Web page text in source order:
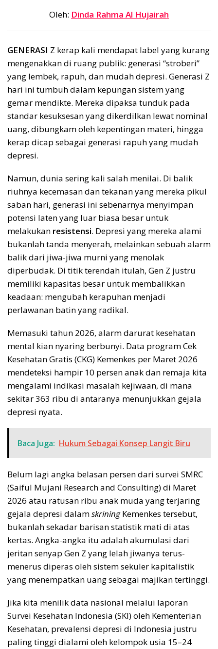
Oleh: Dinda Rahma Al Hujairah
GENERASI Z kerap kali mendapat label yang kurang
mengenakkan di ruang publik: generasi “stroberi”
yang lembek, rapuh, dan mudah depresi. Generasi Z
hari ini tumbuh dalam kepungan sistem yang
gemar mendikte. Mereka dipaksa tunduk pada
standar kesuksesan yang dikerdilkan lewat nominal
uang, dibungkam oleh kepentingan materi, hingga
kerap dicap sebagai generasi rapuh yang mudah
depresi.
Namun, dunia sering kali salah menilai. Di balik
riuhnya kecemasan dan tekanan yang mereka pikul
saban hari, generasi ini sebenarnya menyimpan
potensi laten yang luar biasa besar untuk
melakukan resistensi. Depresi yang mereka alami
bukanlah tanda menyerah, melainkan sebuah alarm
balik dari jiwa-jiwa murni yang menolak
diperbudak. Di titik terendah itulah, Gen Z justru
memiliki kapasitas besar untuk membalikkan
keadaan: mengubah kerapuhan menjadi
perlawanan batin yang radikal.
Memasuki tahun 2026, alarm darurat kesehatan
mental kian nyaring berbunyi. Data program Cek
Kesehatan Gratis (CKG) Kemenkes per Maret 2026
mendeteksi hampir 10 persen anak dan remaja kita
mengalami indikasi masalah kejiwaan, di mana
sekitar 363 ribu di antaranya menunjukkan gejala
depresi nyata.
Baca Juga: Hukum Sebagai Konsep Langit Biru
Belum lagi angka belasan persen dari survei SMRC
(Saiful Mujani Research and Consulting) di Maret
2026 atau ratusan ribu anak muda yang terjaring
gejala depresi dalamskriningKemenkes tersebut,
bukanlah sekadar barisan statistik mati di atas
kertas. Angka-angka itu adalah akumulasi dari
jeritan senyap Gen Z yang lelah jiwanya terus-
menerus diperas oleh sistem sekuler kapitalistik
yang menempatkan uang sebagai majikan tertinggi.
Jika kita menilik data nasional melalui laporan
Survei Kesehatan Indonesia (SKI) oleh Kementerian
Kesehatan, prevalensi depresi di Indonesia justru
paling tinggi dialami oleh kelompok usia 15–24